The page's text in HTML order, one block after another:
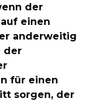
der
einen
anderweitig
der
für einen
sorgen, der